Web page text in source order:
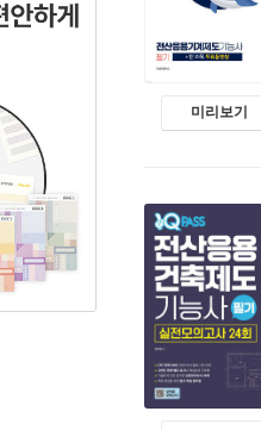
미리보기